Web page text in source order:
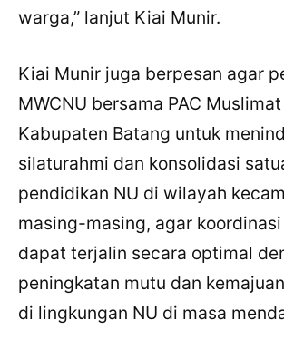
warga,” lanjut Kiai Munir.
Kiai Munir juga berpesan agar
MWCNU bersama PAC
Kabupaten Batang untuk
silaturahmi dan konsolidasi
pendidikan NU di wilayah
masing-masing, agar
dapat terjalin secara optimal
peningkatan mutu dan
di lingkungan NU di masa
Bagikan Tulisan Ini
WhatsApp